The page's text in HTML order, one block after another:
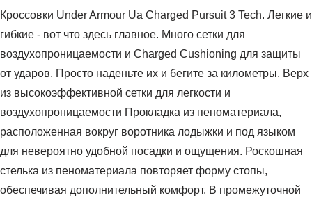
Кроссовки Under Armour Ua Charged Pursuit 3 Tech. Легкие и
гибкие - вот что здесь главное. Много сетки для
воздухопроницаемости и Charged Cushioning для защиты
от ударов. Просто наденьте их и бегите за километры. Верх
из высокоэффективной сетки для легкости и
воздухопроницаемости Прокладка из пеноматериала,
расположенная вокруг воротника лодыжки и под языком
для невероятно удобной посадки и ощущения. Роскошная
стелька из пеноматериала повторяет форму стопы,
обеспечивая дополнительный комфорт. В промежуточной